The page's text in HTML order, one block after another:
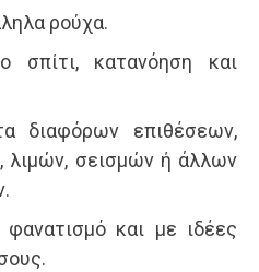
ρούχα.
κατανόηση και
διαφόρων επιθέσεων,
λιμών, σεισμών ή άλλων
και με ιδέες